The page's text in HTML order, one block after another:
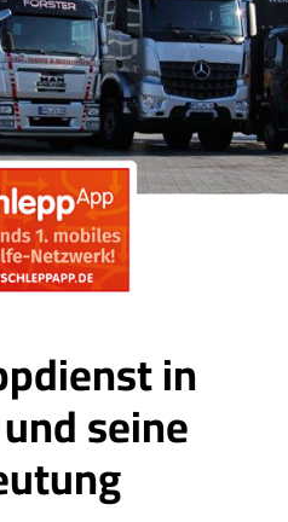
in
seine